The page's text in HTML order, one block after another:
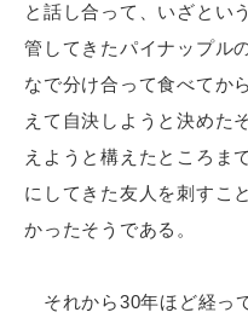
と話し合って、いざとい
管してきたパイナップル
なで分け合って食べてか
えて自決しようと決めた
えようと構えたところま
にしてきた友人を刺すこ
かったそうである。
それから30年ほど経っ